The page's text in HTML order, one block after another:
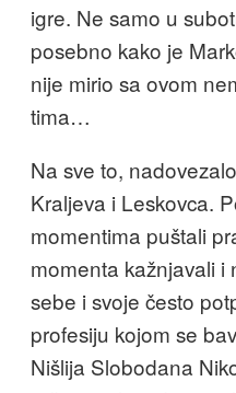
igre. Ne samo u
posebno kako je
nije mirio sa ovom
tima…
Na sve to,
Kraljeva i Leskovca.
momentima puštali
momenta kažnjavali i
sebe i svoje često
profesiju kojom se
Nišlija Slobodana